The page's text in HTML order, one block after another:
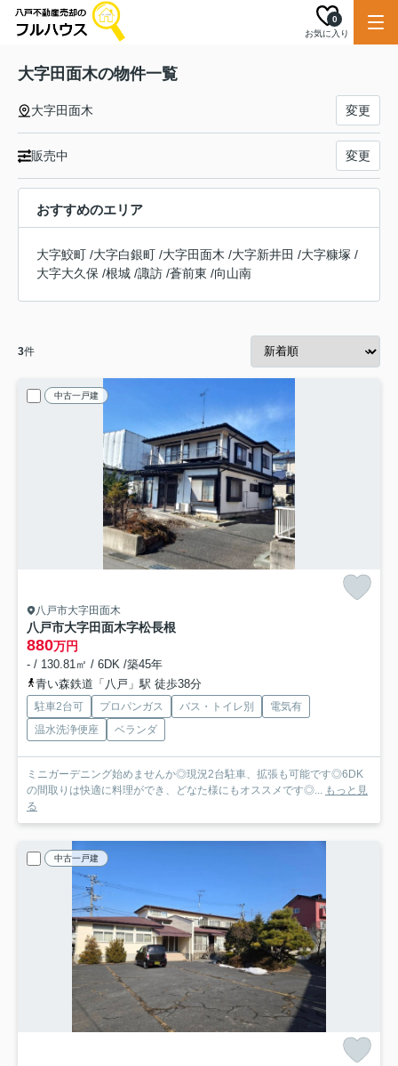
お気に入り
0
大字田面木の物件一覧
大字田面木 変更
販売中 変更
おすすめのエリア
大字鮫町 /大字白銀町 /大字田面木 /大字新井田 /大字糠塚 /
大字大久保 /根城 /諏訪 /蒼前東 /向山南
3件
中古一戸建
八戸市大字田面木
八戸市大字田面木字松長根
880万円
- / 130.81㎡ / 6DK /築45年
青い森鉄道「八戸」駅 徒歩38分
駐車2台可 プロパンガス バス・トイレ別
電気有
温水洗浄便座
ベランダ
ミニガーデニング始めませんか◎現況2台駐車、拡張も可能です◎6DK
の間取りは快適に料理ができ、どなた様にもオススメです◎... もっと見
る
中古一戸建